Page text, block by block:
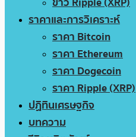
ราคาและการวิเคราะห์
ราคา Bitcoin
ราคา Ethereum
ราคา Dogecoin
ราคา Ripple (XRP)
ปฏิทินเศรษฐกิจ
บทความ